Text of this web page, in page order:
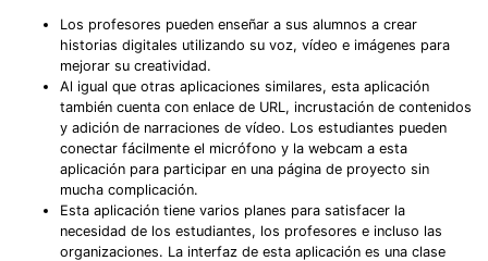
Los profesores pueden enseñar a sus alumnos a crear
historias digitales utilizando su voz, vídeo e imágenes para
mejorar su creatividad.
Al igual que otras aplicaciones similares, esta aplicación
también cuenta con enlace de URL, incrustación de contenidos
y adición de narraciones de vídeo. Los estudiantes pueden
conectar fácilmente el micrófono y la webcam a esta
aplicación para participar en una página de proyecto sin
mucha complicación.
Esta aplicación tiene varios planes para satisfacer la
necesidad de los estudiantes, los profesores e incluso las
organizaciones. La interfaz de esta aplicación es una clase